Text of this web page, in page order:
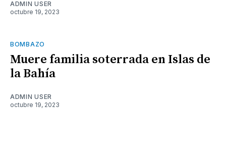
ADMIN USER
octubre 19, 2023
BOMBAZO
Muere familia soterrada en Islas de
la Bahía
ADMIN USER
octubre 19, 2023